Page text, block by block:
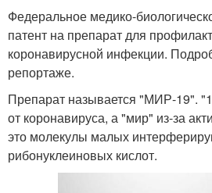
Федеральное медико-
патент на препарат для
коронавирусной инфекции.
репортаже.
Препарат называется "МИР-19".
от коронавируса, а "мир" из-за
это молекулы малых
рибонуклеиновых кислот.